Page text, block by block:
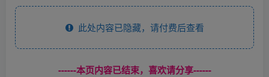
此处内容已隐藏，请付费后查看
------本页内容已结束，喜欢请分享------